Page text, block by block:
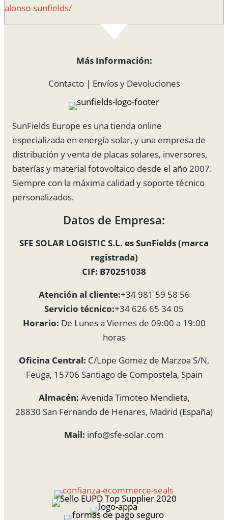
alonso-sunfields/
Más Información:
Contacto| Envíos y Devoluciones
SunFields Europe es una tienda online
especializada en energía solar, y una empresa de
distribución y venta de placas solares, inversores,
baterías y material fotovoltaico desde el año 2007.
Siempre con la máxima calidad y soporte técnico
personalizados.
Datos de Empresa:
SFE SOLAR LOGISTIC S.L. es SunFields (marca
registrada)
CIF: B70251038
Atención al cliente:+34 981 59 58 56
Servicio técnico:+34 626 65 34 05
Horario: De Lunes a Viernes de 09:00 a 19:00
horas
Oficina Central: C/Lope Gomez de Marzoa S/N,
Feuga, 15706 Santiago de Compostela, Spain
Almacén: Avenida Timoteo Mendieta,
28830 San Fernando de Henares, Madrid (España)
Mail: info@sfe-solar.com